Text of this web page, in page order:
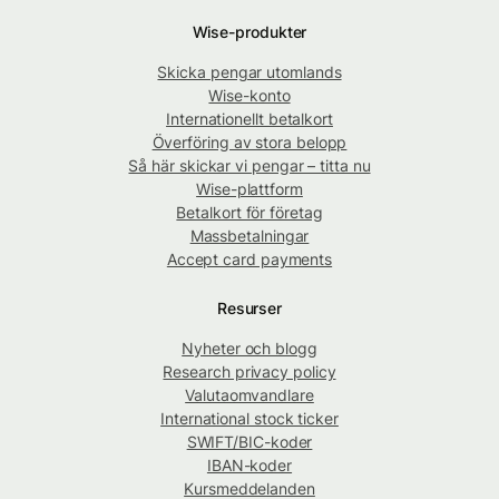
Wise-produkter
Skicka pengar utomlands
Wise-konto
Internationellt betalkort
Överföring av stora belopp
Så här skickar vi pengar – titta nu
Wise-plattform
Betalkort för företag
Massbetalningar
Accept card payments
Resurser
Nyheter och blogg
Research privacy policy
Valutaomvandlare
International stock ticker
SWIFT/BIC-koder
IBAN-koder
Kursmeddelanden